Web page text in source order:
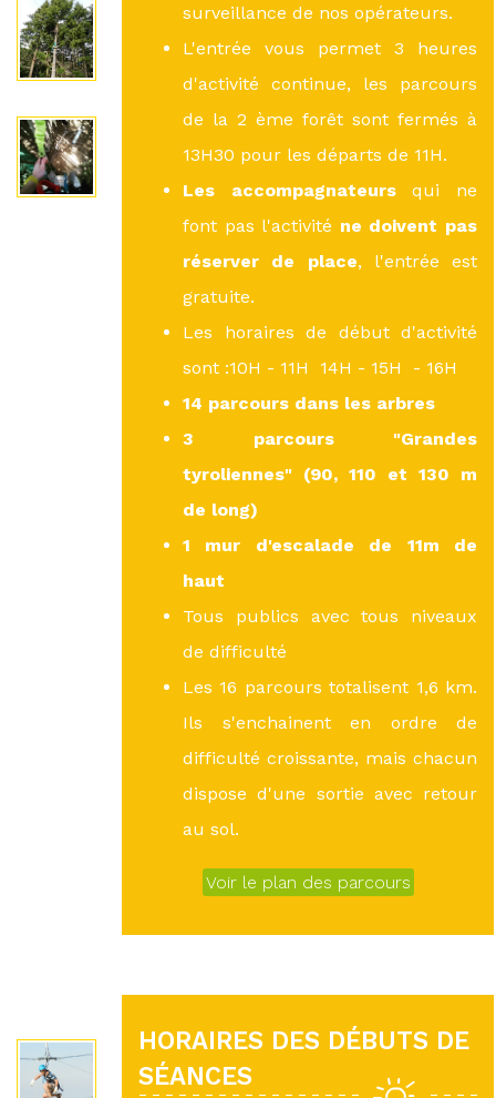
surveillance de nos opérateurs.
L'entrée vous permet 3 heures
d'activité continue, les parcours
de la 2 ème forêt sont fermés à
13H30 pour les départs de 11H.
Les accompagnateursqui ne
font pas l'activité ne doivent pas
réserver de place, l'entrée est
gratuite.
Les horaires de début d'activité
sont :10H - 11H 14H - 15H - 16H
14 parcours dans les arbres
3 parcours "Grandes
tyroliennes" (90, 110 et 130 m
de long)
1 mur d'escalade de 11m de
haut
Tous publics avec tous niveaux
de difficulté
Les 16 parcours totalisent 1,6 km.
Ils s'enchainent en ordre de
difficulté croissante, mais chacun
dispose d'une sortie avec retour
au sol.
Voir le plan des parcours
HORAIRES DES DÉBUTS DE
SÉANCES